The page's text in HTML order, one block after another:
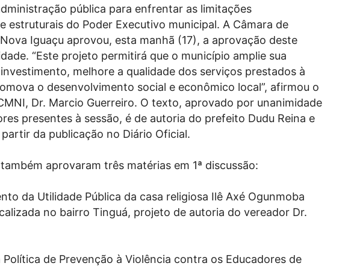
pública para enfrentar as limitações
estruturais do Poder Executivo municipal. A Câmara de
Iguaçu aprovou, esta manhã (17), a aprovação deste
“Este projeto permitirá que o município amplie sua
melhore a qualidade dos serviços prestados à
o desenvolvimento social e econômico local”, afirmou o
Dr. Marcio Guerreiro. O texto, aprovado por unanimidade
presentes à sessão, é de autoria do prefeito Dudu Reina e
partir da publicação no Diário Oficial.
aprovaram três matérias em 1ª discussão:
da Utilidade Pública da casa religiosa Ilê Axé Ogunmoba
no bairro Tinguá, projeto de autoria do vereador Dr.
de Prevenção à Violência contra os Educadores de